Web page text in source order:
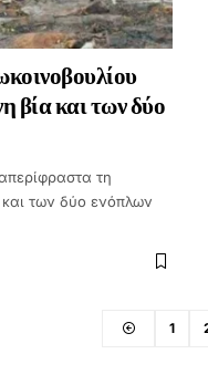
βία και των δύο
τη
και των δύο ενόπλων
1